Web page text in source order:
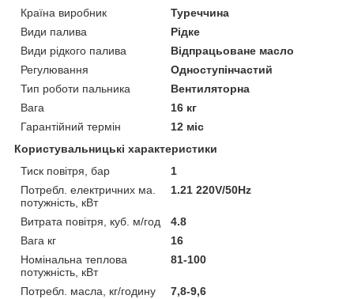
Країна виробник
Туреччина
Види палива
Рідке
Види рідкого палива
Відпрацьоване масло
Регулювання
Одноступінчастий
Тип роботи пальника
Вентиляторна
Вага
16 кг
Гарантійний термін
12 міс
Користувальницькі характеристики
Тиск повітря, бар
1
Потребл. електричних ма.
потужність, кВт
1.21 220V/50Hz
Витрата повітря, куб. м/год
4.8
Вага кг
16
Номінальна теплова
потужність, кВт
81-100
Потребл. масла, кг/годину
7,8-9,6